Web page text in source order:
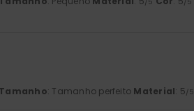
/5 /5
Tamanho: Tamanho perfeito Material: 5/5